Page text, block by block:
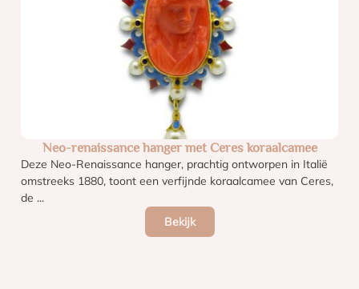
Neo-renaissance hanger met Ceres koraalcamee
Deze Neo-Renaissance hanger, prachtig ontworpen in Italië
omstreeks 1880, toont een verfijnde koraalcamee van Ceres,
de ...
Bekijk